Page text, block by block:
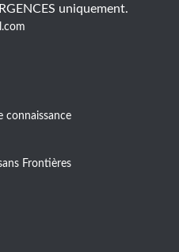
uniquement.
connaissance
Frontières